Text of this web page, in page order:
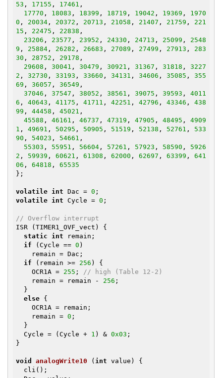
53 , 17155 , 17461 ,
17770 , 18083 , 18399 , 18719 , 19042 , 19369 , 1970
0 , 20034 , 20372 , 20713 , 21058 , 21407 , 21759 , 221
15 , 22475 , 22838 ,
23206 , 23577 , 23952 , 24330 , 24713 , 25099 , 2548
9 , 25884 , 26282 , 26683 , 27089 , 27499 , 27913 , 283
30 , 28752 , 29178 ,
29608 , 30041 , 30479 , 30921 , 31367 , 31818 , 3227
2 , 32730 , 33193 , 33660 , 34131 , 34606 , 35085 , 355
69 , 36057 , 36549 ,
37046 , 37547 , 38052 , 38561 , 39075 , 39593 , 4011
6 , 40643 , 41175 , 41711 , 42251 , 42796 , 43346 , 438
99 , 44458 , 45021 ,
45588 , 46161 , 46737 , 47319 , 47905 , 48495 , 4909
1 , 49691 , 50295 , 50905 , 51519 , 52138 , 52761 , 533
90 , 54023 , 54661 ,
55303 , 55951 , 56604 , 57261 , 57923 , 58590 , 5926
2 , 59939 , 60621 , 61308 , 62000 , 62697 , 63399 , 641
06 , 64818 , 65535
};
volatile int Dac = 0
volatile int Cycle = 0 ;
// Overflow interrupt
ISR (TIMER1_OVF_vect) {
static
int remain;
if (Cycle == 0 )
if (remain >= 256 ) {
    OCR1A =
255 ; // high (Table 12-2)
    remain = remain -
256 ;
else {
    remain =
0 ;
  Cycle = (Cycle +
1 ) & 0x03 ;
}
void analogWrite10 ( int value)
{